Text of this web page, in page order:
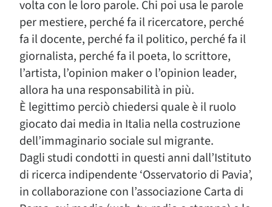
volta con le loro parole. Chi poi usa le parole
per mestiere, perché fa il ricercatore, perché
fa il docente, perché fa il politico, perché fa il
giornalista, perché fa il poeta, lo scrittore,
l’artista, l’opinion maker o l’opinion leader,
allora ha una responsabilità in più.
È legittimo perciò chiedersi quale è il ruolo
giocato dai media in Italia nella costruzione
dell’immaginario sociale sul migrante.
Dagli studi condotti in questi anni dall’Istituto
di ricerca indipendente ‘Osservatorio di Pavia’,
in collaborazione con l’associazione Carta di